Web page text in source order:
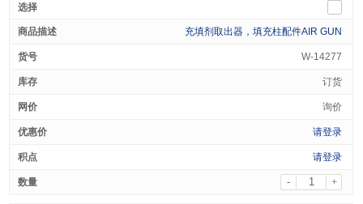
充填剂取出器，填充柱配件AIR GUN
W-14277
订货
询价
请登录
请登录
- +